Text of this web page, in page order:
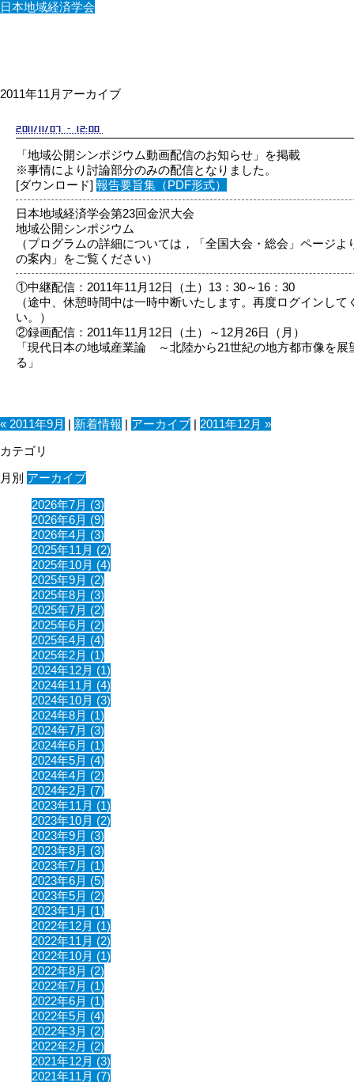
日本地域経済学会
2011年11月アーカイブ
2011/11/07 - 12:00
「地域公開シンポジウム動画配信のお知らせ」を掲載
※事情により討論部分のみの配信となりました。
[ダウンロード] 報告要旨集（PDF形式）
日本地域経済学会第23回金沢大会
地域公開シンポジウム
（プログラムの詳細については，「全国大会・総会」ページよ
の案内」をご覧ください）
①中継配信：2011年11月12日（土）13：30～16：30
（途中、休憩時間中は一時中断いたします。再度ログインして
い。）
②録画配信：2011年11月12日（土）～12月26日（月）
「現代日本の地域産業論 ～北陸から21世紀の地方都市像を展
る」
« 2011年9月 | 新着情報 | アーカイブ | 2011年12月 »
カテゴリ
月別 アーカイブ
2026年7月 (3)
2026年6月 (9)
2026年4月 (3)
2025年11月 (2)
2025年10月 (4)
2025年9月 (2)
2025年8月 (3)
2025年7月 (2)
2025年6月 (2)
2025年4月 (4)
2025年2月 (1)
2024年12月 (1)
2024年11月 (4)
2024年10月 (3)
2024年8月 (1)
2024年7月 (3)
2024年6月 (1)
2024年5月 (4)
2024年4月 (2)
2024年2月 (7)
2023年11月 (1)
2023年10月 (2)
2023年9月 (3)
2023年8月 (3)
2023年7月 (1)
2023年6月 (5)
2023年5月 (2)
2023年1月 (1)
2022年12月 (1)
2022年11月 (2)
2022年10月 (1)
2022年8月 (2)
2022年7月 (1)
2022年6月 (1)
2022年5月 (4)
2022年3月 (2)
2022年2月 (2)
2021年12月 (3)
2021年11月 (7)